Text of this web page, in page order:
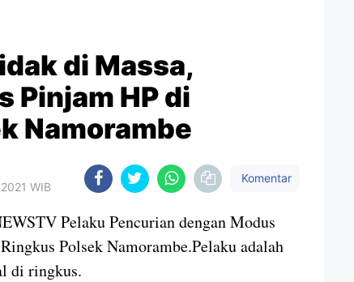
di Massa,
Pinjam HP di
Namorambe
WIB
Komentar
Pelaku Pencurian dengan Modus
Polsek Namorambe.Pelaku adalah
di ringkus.